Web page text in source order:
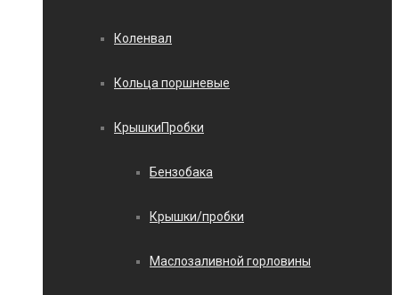
Коленвал
Кольца поршневые
КрышкиПробки
Бензобака
Крышки/пробки
Маслозаливной горловины